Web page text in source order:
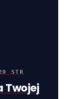
STR
Twojej